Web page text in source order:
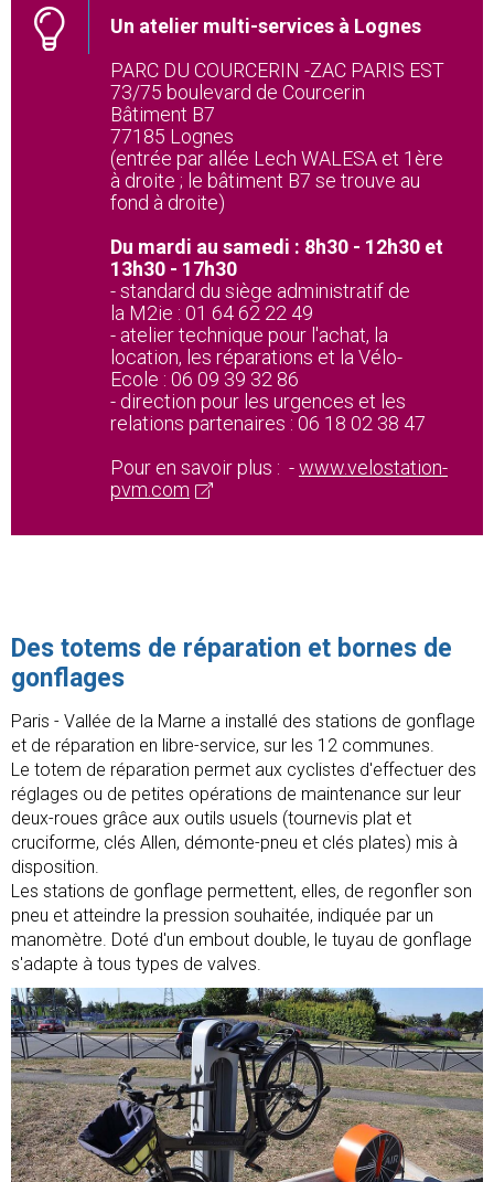
Un atelier multi-services à Lognes
PARC DU COURCERIN -ZAC PARIS EST
73/75 boulevard de Courcerin
Bâtiment B7
77185 Lognes
(entrée par allée Lech WALESA et 1ère
à droite ; le bâtiment B7 se trouve au
fond à droite)
Du mardi au samedi : 8h30 - 12h30 et
13h30 - 17h30
- standard du siège administratif de
la M2ie : 01 64 62 22 49
- atelier technique pour l'achat, la
location, les réparations et la Vélo-
Ecole : 06 09 39 32 86
- direction pour les urgences et les
relations partenaires : 06 18 02 38 47
Pour en savoir plus : -www.velostation-
pvm.com
Des totems de réparation et bornes de
gonflages
Paris - Vallée de la Marne a installé des stations de gonflage
et de réparation en libre-service, sur les 12 communes.
Le totem de réparation permet aux cyclistes d'effectuer des
réglages ou de petites opérations de maintenance sur leur
deux-roues grâce aux outils usuels (tournevis plat et
cruciforme, clés Allen, démonte-pneu et clés plates) mis à
disposition.
Les stations de gonflage permettent, elles, de regonfler son
pneu et atteindre la pression souhaitée, indiquée par un
manomètre. Doté d'un embout double, le tuyau de gonflage
s'adapte à tous types de valves.